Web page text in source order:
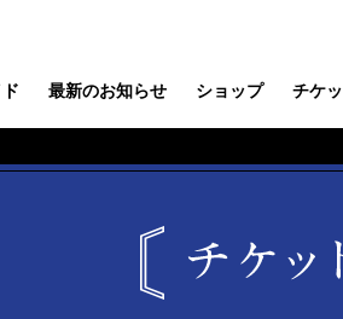
最新のお知らせ ショップ チケ